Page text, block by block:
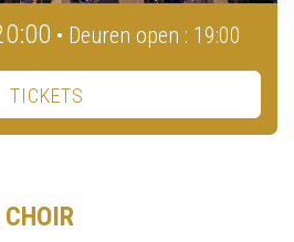
• Deuren open : 19:00
TICKETS